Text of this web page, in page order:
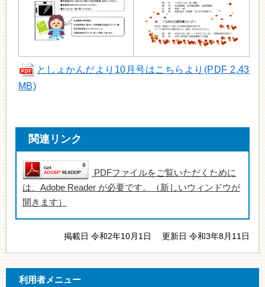
としょかんだより10月号はこちらより(PDF 2.43
MB)
関連リンク
PDFファイルをご覧いただくために
は、Adobe Reader が必要です。（新しいウィンドウが
開きます）
掲載日 令和2年10月1日 更新日 令和3年8月11日
利用者メニュー